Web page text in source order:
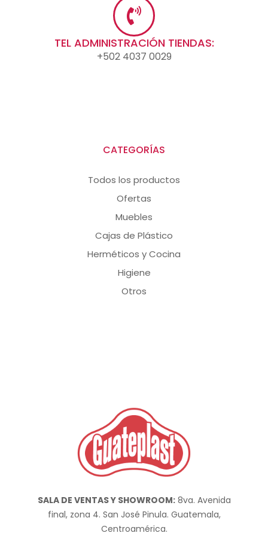
TEL ADMINISTRACIÓN TIENDAS:
+502 4037 0029
CATEGORÍAS
Todos los productos
Ofertas
Muebles
Cajas de Plástico
Herméticos y Cocina
Higiene
Otros
SALA DE VENTAS Y SHOWROOM:8va. Avenida
final, zona 4. San José Pinula. Guatemala,
Centroamérica.